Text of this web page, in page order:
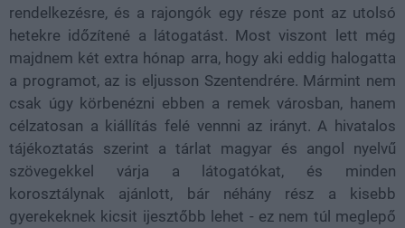
rendelkezésre, és a rajongók egy része pont az utolsó
hetekre időzítené a látogatást. Most viszont lett még
majdnem két extra hónap arra, hogy aki eddig halogatta
a programot, az is eljusson Szentendrére. Mármint nem
csak úgy körbenézni ebben a remek városban, hanem
célzatosan a kiállítás felé vennni az irányt. A hivatalos
tájékoztatás szerint a tárlat magyar és angol nyelvű
szövegekkel várja a látogatókat, és minden
korosztálynak ajánlott, bár néhány rész a kisebb
gyerekeknek kicsit ijesztőbb lehet - ez nem túl meglepő